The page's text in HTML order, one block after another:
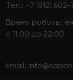
Тел.: +7 (812)
Время работы:
с 11:00 до 22:00
Email: